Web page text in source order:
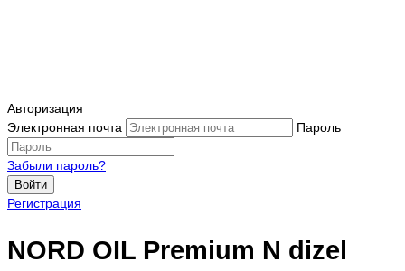
Авторизация
Электронная почта
Пароль
Забыли пароль?
Войти
Регистрация
NORD OIL Premium N dizel